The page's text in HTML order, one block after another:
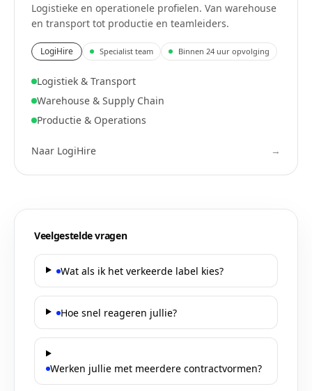
Logistieke en operationele profielen. Van warehouse
en transport tot productie en teamleiders.
LogiHire Specialist team Binnen 24 uur opvolging
Logistiek & Transport
Warehouse & Supply Chain
Productie & Operations
Naar LogiHire →
Veelgestelde vragen
Wat als ik het verkeerde label kies?
Hoe snel reageren jullie?
Werken jullie met meerdere contractvormen?